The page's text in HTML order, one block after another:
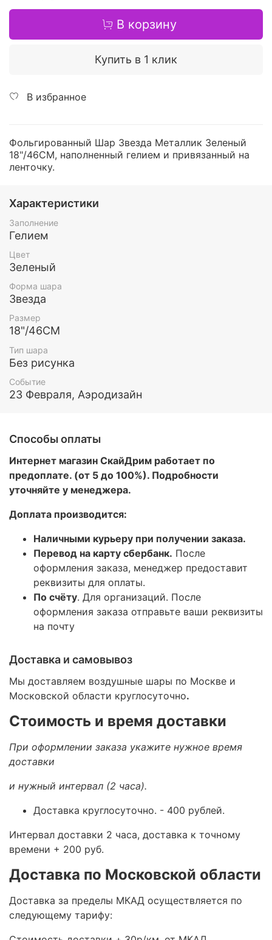
В корзину
Купить в 1 клик
В избранное
Фольгированный Шар Звезда Металлик Зеленый
18"/46СМ, наполненный гелием и привязанный на
ленточку.
Характеристики
Заполнение
Гелием
Цвет
Зеленый
Форма шара
Звезда
Размер
18"/46СМ
Тип шара
Без рисунка
Событие
23 Февраля, Аэродизайн
Способы оплаты
Интернет магазин СкайДрим работает по
предоплате. (от 5 до 100%). Подробности
уточняйте у менеджера.
Доплата производится:
Наличными курьеру при получении заказа.
Перевод на карту сбербанк. После
оформления заказа, менеджер предоставит
реквизиты для оплаты.
По счёту. Для организаций. После
оформления заказа отправьте ваши реквизиты
на почту
Доставка и самовывоз
Мы доставляем воздушные шары по Москве и
Московской области круглосуточно.
Стоимость и время доставки
При оформлении заказа укажите нужное время
доставки
и нужный интервал (2 часа).
Доставка круглосуточно. - 400 рублей.
Интервал доставки 2 часа, доставка к точному
времени + 200 руб.
Доставка по Московской области
Доставка за пределы МКАД осуществляется по
следующему тарифу: